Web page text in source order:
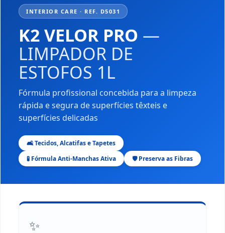
INTERIOR CARE · REF. D5031
K2 VELOR PRO —
LIMPADOR DE
ESTOFOS 1L
Fórmula profissional concebida para a limpeza
rápida e segura de superfícies têxteis e
superfícies delicadas
🛋️ Tecidos, Alcatifas e Tapetes
🧪 Fórmula Anti-Manchas Ativa
🛡️ Preserva as Fibras
✨